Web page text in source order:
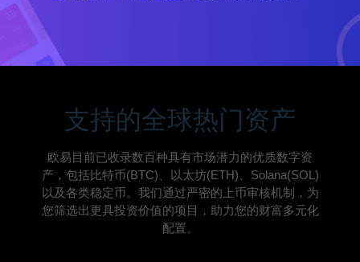
支持的全球热门资产
欧易目前已收录数百种具有市场潜力的优质数字资
产，包括比特币(BTC)、以太坊(ETH)、Solana(SOL)
以及各类稳定币。我们通过严密的上币审核机制，为
您筛选出更具投资价值的项目，助力您的财富多元化
配置。